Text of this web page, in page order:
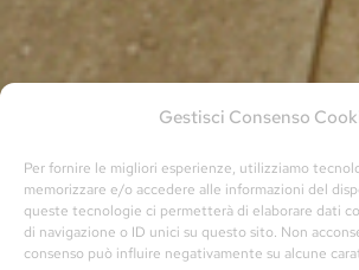
Gestisci Consenso
Per fornire le migliori esperienze, utilizziamo
memorizzare e/o accedere alle informazioni del
queste tecnologie ci permetterà di elaborare dati
di navigazione o ID unici su questo sito. Non
consenso può influire negativamente su alcune